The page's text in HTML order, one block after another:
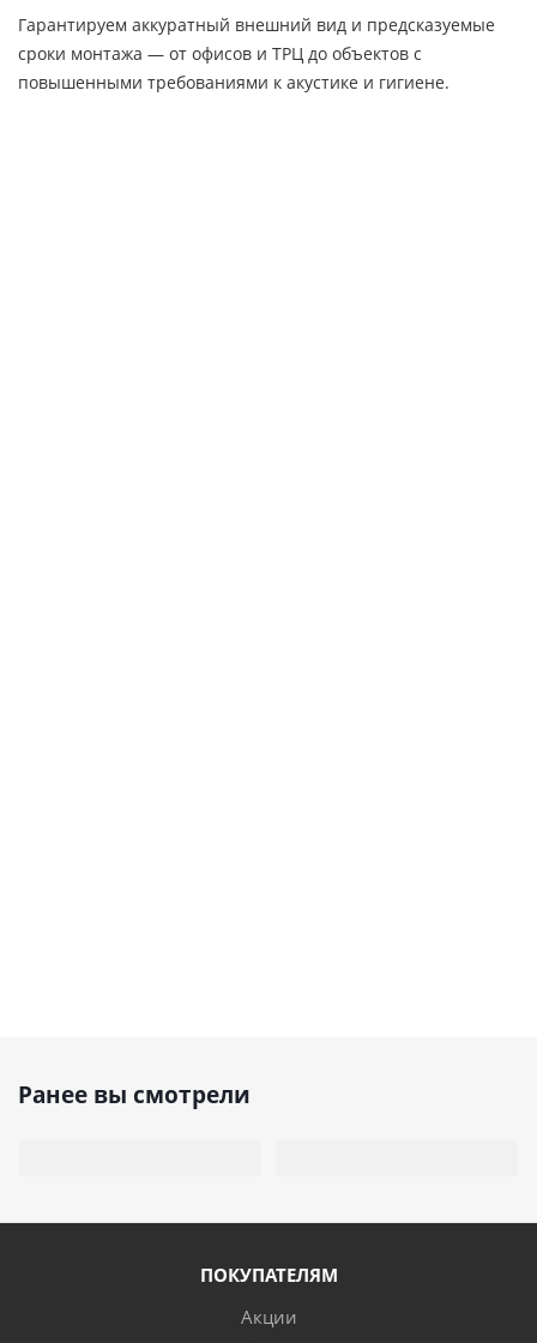
Гарантируем аккуратный внешний вид и предсказуемые
сроки монтажа — от офисов и ТРЦ до объектов с
повышенными требованиями к акустике и гигиене.
Ранее вы смотрели
ПОКУПАТЕЛЯМ
Акции